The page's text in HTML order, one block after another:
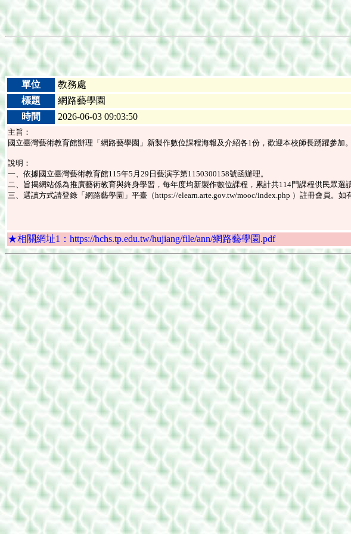
單位
教務處
標題
網路藝學園
時間
2026-06-03 09:03:50
主旨：
國立臺灣藝術教育館辦理「網路藝學園」新製作數位課程海報及介紹各1份，歡迎本校師長踴躍參加。
說明：
一、依據國立臺灣藝術教育館115年5月29日藝演字第1150300158號函辦理。
二、旨揭網站係為推廣藝術教育與終身學習，每年度均新製作數位課程，累計共114門課程供民眾
三、選讀方式請登錄「網路藝學園」平臺（https://elearn.arte.gov.tw/mooc/index.php ）註冊會員。
★相關網址1：https://hchs.tp.edu.tw/hujiang/file/ann/網路藝學園.pdf